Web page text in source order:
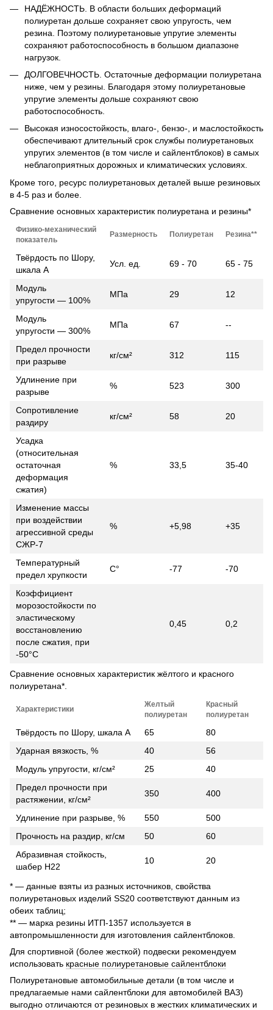
НАДЁЖНОСТЬ. В области больших деформаций
полиуретан дольше сохраняет свою упругость, чем
резина. Поэтому полиуретановые упругие элементы
сохраняют работоспособность в большом диапазоне
нагрузок.
ДОЛГОВЕЧНОСТЬ. Остаточные деформации полиуретана
ниже, чем у резины. Благодаря этому полиуретановые
упругие элементы дольше сохраняют свою
работоспособность.
Высокая износостойкость, влаго-, бензо-, и маслостойкость
обеспечивают длительный срок службы полиуретановых
упругих элементов (в том числе и сайлентблоков) в самых
неблагоприятных дорожных и климатических условиях.
Кроме того, ресурс полиуретановых деталей выше резиновых
в 4-5 раз и более.
Сравнение основных характеристик полиуретана и резины*
Физико-механический
показатель
Размерность Полиуретан Резина**
Твёрдость по Шору,
шкала А
Усл. ед. 69 - 70 65 - 75
Модуль
упругости — 100%
МПа 29 12
Модуль
упругости — 300%
МПа 67 --
Предел прочности
при разрыве
кг/см² 312 115
Удлинение при
разрыве
% 523 300
Сопротивление
раздиру
кг/см² 58 20
Усадка
(относительная
остаточная
деформация
сжатия)
% 33,5 35-40
Изменение массы
при воздействии
агрессивной среды
СЖР-7
% +5,98 +35
Температурный
предел хрупкости
C° -77 -70
Коэффициент
морозостойкости по
эластическому
восстановлению
после сжатия, при
-50°C
0,45 0,2
Сравнение основных характеристик жёлтого и красного
полиуретана*.
Характеристики
Желтый
полиуретан
Красный
полиуретан
Твёрдость по Шору, шкала А 65
80
Ударная вязкость, %
40
56
Модуль упругости, кг/см²
25
40
Предел прочности при
растяжении, кг/см²
350 400
Удлинение при разрыве, % 550
500
Прочность на раздир, кг/см
50
60
Абразивная стойкость,
шабер Н22
10 20
* — данные взяты из разных источников, свойства
полиуретановых изделий SS20 соответствуют данным из
обеих таблиц;
** — марка резины ИТП-1357 используется в
автопромышленности для изготовления сайлентблоков.
Для спортивной (более жесткой) подвески рекомендуем
использовать красные полиуретановые сайлентблоки
Полиуретановые автомобильные детали (в том числе и
предлагаемые нами сайлентблоки для автомобилей ВАЗ)
выгодно отличаются от резиновых в жестких климатических и